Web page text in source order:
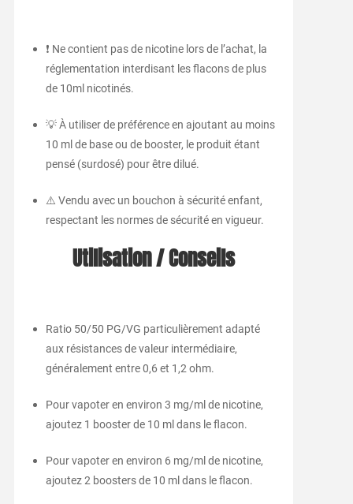
❗ Ne contient pas de nicotine lors de l’achat, la
réglementation interdisant les flacons de plus
de 10ml nicotinés.
💡 À utiliser de préférence en ajoutant au moins
10 ml de base ou de booster, le produit étant
pensé (surdosé) pour être dilué.
⚠️ Vendu avec un bouchon à sécurité enfant,
respectant les normes de sécurité en vigueur.
Utilisation / Conseils
Ratio 50/50 PG/VG particulièrement adapté
aux résistances de valeur intermédiaire,
généralement entre 0,6 et 1,2 ohm.
Pour vapoter en environ 3 mg/ml de nicotine,
ajoutez 1 booster de 10 ml dans le flacon.
Pour vapoter en environ 6 mg/ml de nicotine,
ajoutez 2 boosters de 10 ml dans le flacon.